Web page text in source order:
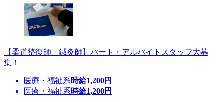
【柔道整復師・鍼灸師】パート・アルバイトスタッフ大募
集！
医療・福祉系時給1,200円
医療・福祉系時給1,200円